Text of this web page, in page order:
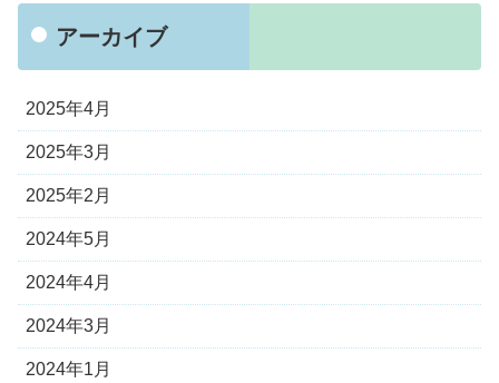
アーカイブ
2025年4月
2025年3月
2025年2月
2024年5月
2024年4月
2024年3月
2024年1月